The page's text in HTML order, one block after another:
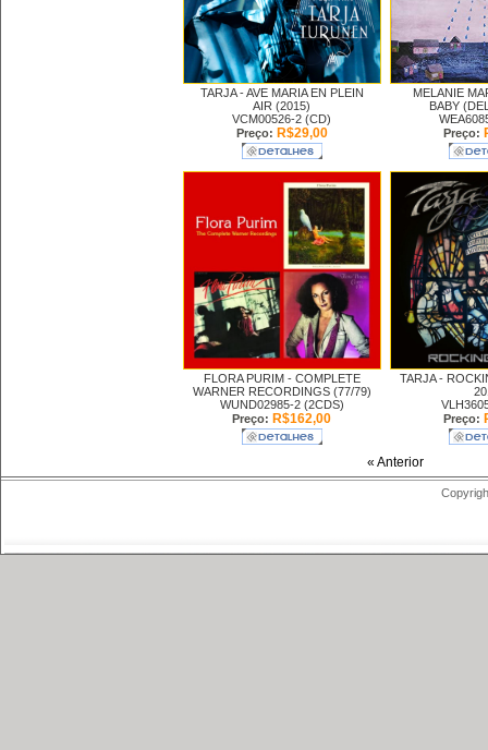
TARJA -AVE MARIA EN PLEIN
AIR (2015)
VCM00526-2 (CD)
Preço: R$29,00
MELANIE
BABY
Preço:
FLORA PURIM - COMPLETE
WARNER RECORDINGS (77/79)
WUND02985-2 (2CDS)
Preço: R$162,00
TARJA -
Preço:
« Anterior